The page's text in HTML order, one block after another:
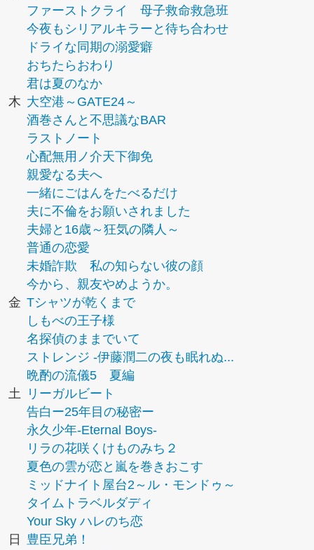
ファーストクライ 母子救命救急班
今夜もシリアルキラーと待ち合わせ
ドライな同期の溺愛癖
おちたらおわり
君は夏のなか
木 大空港～GATE24～
酒巻さんと不思議なBAR
ラストノート
心配無用ノ介天下御免
親愛なる夫へ
一緒にごはんをたべるだけ
夫に不倫をお願いされました
夫婦と16歳～狂気の隣人～
普通の恋愛
未婚詐欺 私の知らない彼の顔
今から、親友やめようか。
金 Tシャツが乾くまで
しもべの王子様
名探偵のままでいて
ストレンジ -伊藤潤二の夜も眠れぬ...
晩酌の流儀5 夏編
土
リーガルビート
告白ー25年目の秘密ー
永久少年-Eternal Boys-
リラの花咲くけものみち２
夏色の雲が恋と嵐を巻きおこす
ミッドナイト屋台2～ル・モンドゥ～
タイムトラベルダディ
Your Sky ハレのち恋
日
豊臣兄弟！